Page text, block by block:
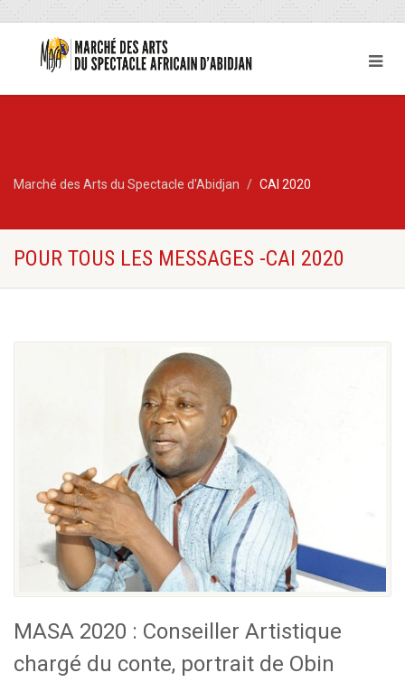
Marché des Arts du Spectacle d'Abidjan CAI 2020
POUR TOUS LES MESSAGES -CAI 2020
MASA 2020 : Conseiller Artistique
chargé du conte, portrait de Obin